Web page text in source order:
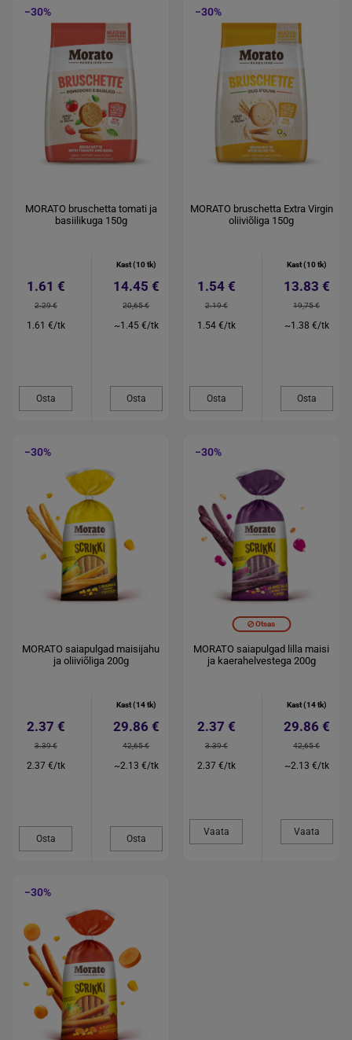
−30%
MORATO bruschetta tomati ja
basiilikuga 150g
1.61 €
2.29 €
1.61 €/tk
Osta
Kast (10 tk)
14.45 €
20,65 €
~1.45 €/tk
Osta
−30%
MORATO bruschetta Extra Virgin
oliiviõliga 150g
1.54 €
2.19 €
1.54 €/tk
Osta
Kast (10 tk)
13.83 €
19,75 €
~1.38 €/tk
Osta
−30%
MORATO saiapulgad maisijahu
ja oliiviõliga 200g
2.37 €
3.39 €
2.37 €/tk
Osta
Kast (14 tk)
29.86 €
42,65 €
~2.13 €/tk
Osta
−30%
Otsas
MORATO saiapulgad lilla maisi
ja kaerahelvestega 200g
2.37 €
3.39 €
2.37 €/tk
Vaata
Kast (14 tk)
29.86 €
42,65 €
~2.13 €/tk
Vaata
−30%